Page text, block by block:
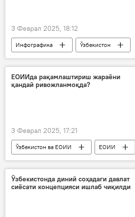
3 Феврал 2025, 18:12
Инфографика
Ўзбекистон
Миллий статистика қўмитаси
ЯИМ
ЕОИИда рақамлаштириш жараёни
қандай ривожланмоқда?
3 Феврал 2025, 17:21
Ўзбекистон ва ЕОИИ
ЕОИИ
рақамли технологиялар
ахборот технологиялари (IT)
Ўзбекистонда диний соҳадаги давлат
сиёсати концепцияси ишлаб чиқилди